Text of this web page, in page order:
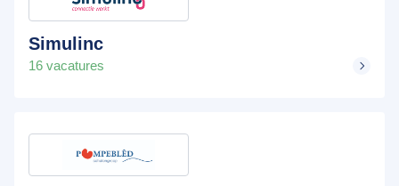
Simulinc
16 vacatures